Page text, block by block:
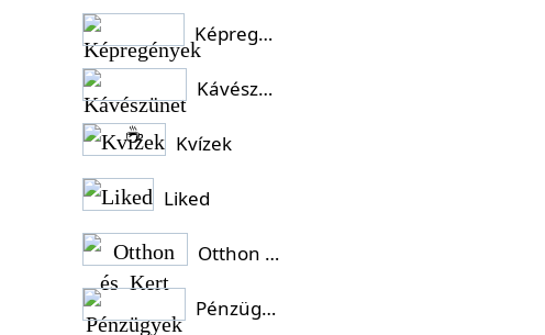
Képregények
Kávészünet ☕
Kvízek
Liked
Otthon és Kert
Pénzügyek